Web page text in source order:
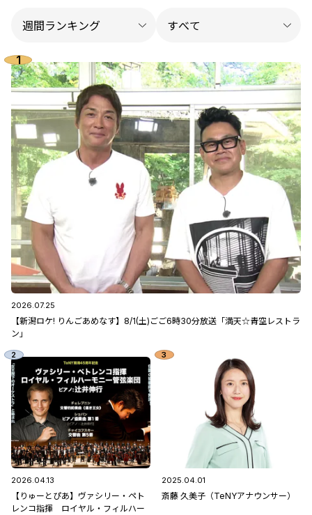
2026.07.25
【新潟ロケ! りんごあめなす】8/1(土)ごご6時30分放送「満天☆青空レストラ
ン」
2026.04.13
【りゅーとぴあ】ヴァシリー・ペト
レンコ指揮 ロイヤル・フィルハー
2025.04.01
斎藤 久美子（TeNYアナウンサー）